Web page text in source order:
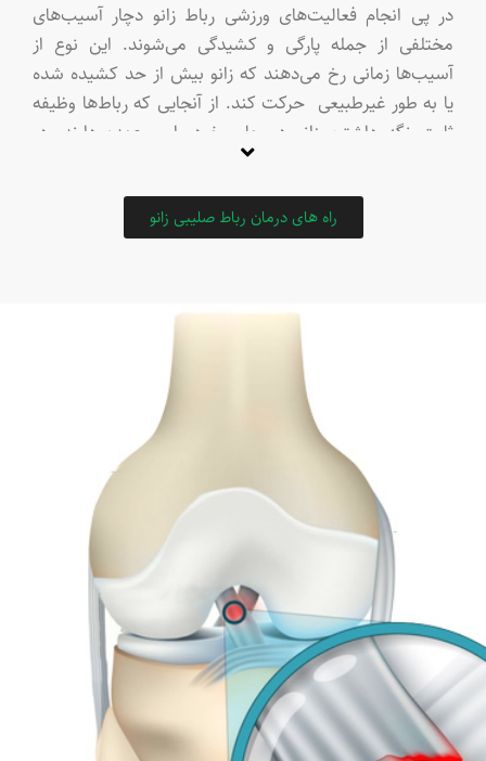
در پی انجام فعالیت‌های ورزشی رباط زانو دچار آسیب‌های
مختلفی از جمله پارگی و کشیدگی می‌شوند. این نوع از
آسیب‌ها زمانی رخ می‌دهند که زانو بیش از حد کشید‌ه شد‌ه
یا به طور غیرطبیعی حرکت کند. از آنجایی که رباط‌ها وظیفه
ثابت نگه داشتـن زانو در جای خود را بر عهده دارند، در
صورت آسیب دچار پارگی یا کشش می‌شوند. البته پارگی رباط
زانو در درجات مختلفی دید‌ه می‌شود که شامل:
در آسیب رباط درجه یک، الیاف کمی بیش از حد
زمانی است که الیاف رباط تا حدی پاره می‌شود. این
درجه از پارگی رباط این باعث درد و محدودیت مفاصل و
همچنین کبودی و تورم بیشتر می‌شود.
زمانی است که رباط به طور کامل پاره شد‌ه و درد
شدیدی را در پی داشتـه باشد. در این نوع از پارگی‌ها، زانو و
اطراف آن بسیار کبود و متورم خواهند شد.
رباط‌های زانو شامل انواع مختلف زیر بود‌ه و هر یک از آنها
امکان پارگی یا کشیدگی دارند:
رباط صلیبی قدامی (ACL)
رباط صلیبی خلفی (PCL)
رباط جانبی داخلی(MCL)
رباط جانبی بیرونی (LCL)
راه های درمان رباط صلیبی زانو